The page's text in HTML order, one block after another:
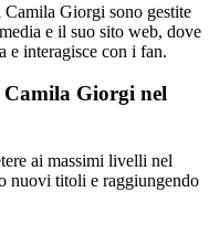
Giorgi sono gestite
e il suo sito web, dove
e interagisce con i fan.
Giorgi nel
ai massimi livelli nel
nuovi titoli e raggiungendo